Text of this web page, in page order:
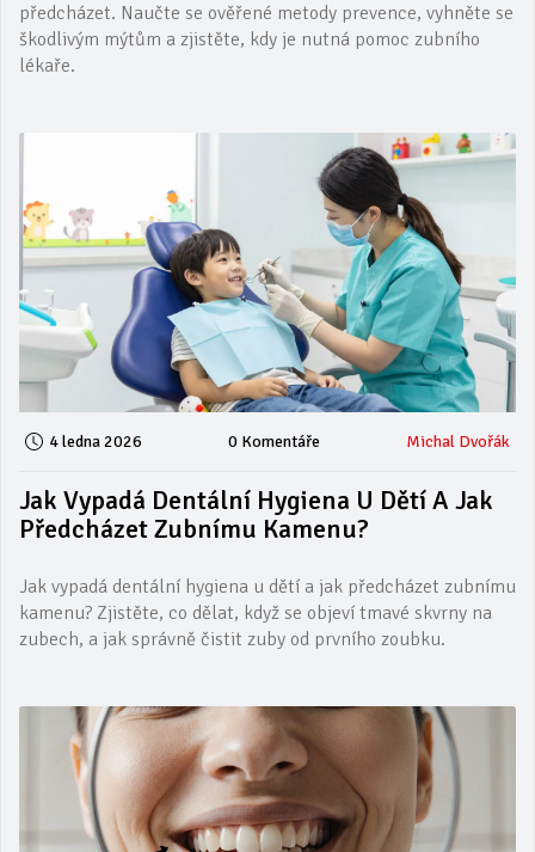
předcházet. Naučte se ověřené metody prevence, vyhněte se
škodlivým mýtům a zjistěte, kdy je nutná pomoc zubního
lékaře.
4 ledna 2026 0 Komentáře Michal Dvořák
Jak Vypadá Dentální Hygiena U Dětí A Jak
Předcházet Zubnímu Kamenu?
Jak vypadá dentální hygiena u dětí a jak předcházet zubnímu
kamenu? Zjistěte, co dělat, když se objeví tmavé skvrny na
zubech, a jak správně čistit zuby od prvního zoubku.